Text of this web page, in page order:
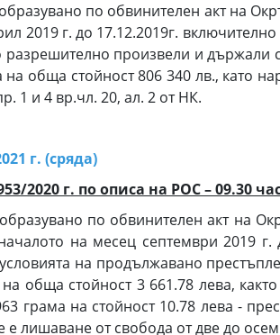
по обвинителен акт на
2019 г. до 17.12.2019г.
произвели и държали
на обща стойност 806 340 лв., като
1 и 4 вр.чл. 20, ал. 2 от НК.
г. (сряда)
2020 г. по описа на РОС – 09.30
по обвинителен акт на
на месец септември 2019
на продължавано
обща стойност 3 661.78 лева,
грама на стойност 10.78 лева -
е лишаване от свобода от две до